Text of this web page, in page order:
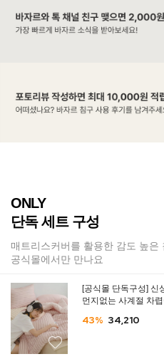
ONLY
단독 세트 구성
매트리스커버를 활용한 감도 높은
공식몰에서만 만나요
[공식몰 단독구성] 신
먼지없는 사계절 차
43% 34,210